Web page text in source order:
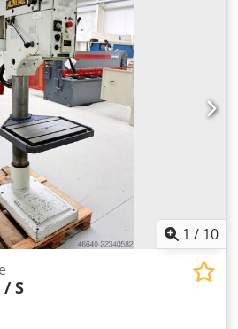
0,1, 0,14, 0,2, 0,28, 0,4 mm/U
Motorleistung 3 kW Abmaße L x
mm Maschinengewicht 1400 kg
• Stufenlose
PIV-Getriebe und Vorgelege •
x 660 mm • Vorschub über
mit Festanschlag
Tisch • Not-Aus-Schalter •
Volz Werkzeugmaschinen
DE - 44143 Dortmund - Wambel
1 / 10
/ S